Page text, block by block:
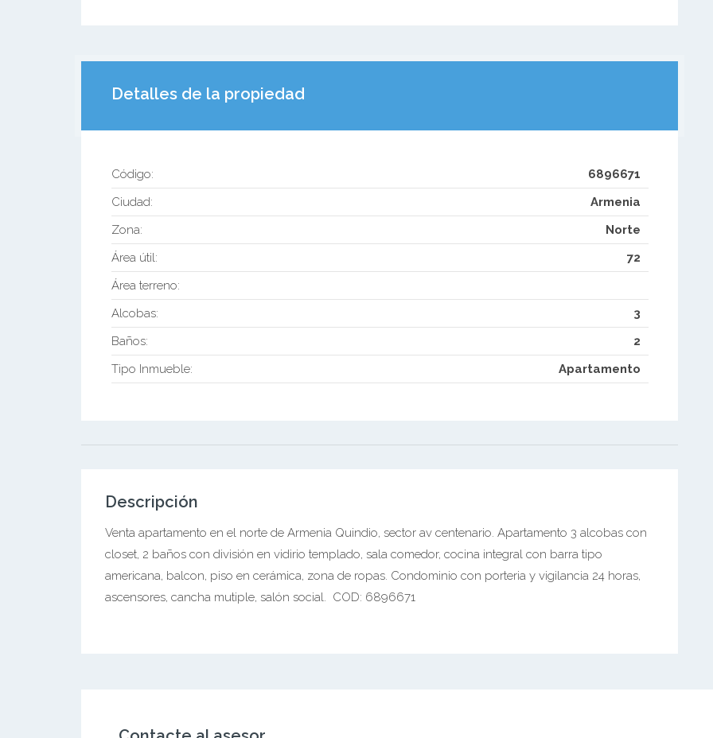
Detalles de la propiedad
Código:
6896671
Ciudad:
Armenia
Zona:
Norte
Área útil:
72
Área terreno:
Alcobas:
3
Baños:
2
Tipo Inmueble:
Apartamento
Descripción
Venta apartamento en el norte de Armenia Quindio, sector av centenario. Apartamento 3 alcobas con
closet, 2 baños con división en vidirio templado, sala comedor, cocina integral con barra tipo
americana, balcon, piso en cerámica, zona de ropas. Condominio con porteria y vigilancia 24 horas,
ascensores, cancha mutiple, salón social. COD: 6896671